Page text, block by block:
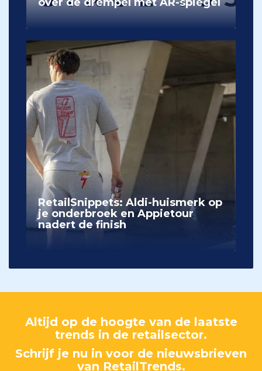
RetailSnippets: Aldi-huismerk op
je onderbroek en Appietour
nadert de finish
Altijd op de hoogte van de laatste
trends in de retailsector.
Schrijf je nu in voor de nieuwsbrieven
van RetailTrends.